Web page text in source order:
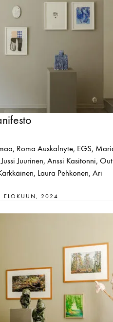
Roma Auskalnyte, EGS,
Juurinen, Anssi Kasitonni,
Laura Pehkonen, Ari
ELOKUUN, 2024